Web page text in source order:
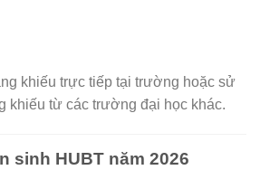
khiếu trực tiếp tại trường hoặc sử
khiếu từ các trường đại học khác.
sinh HUBT năm 2026